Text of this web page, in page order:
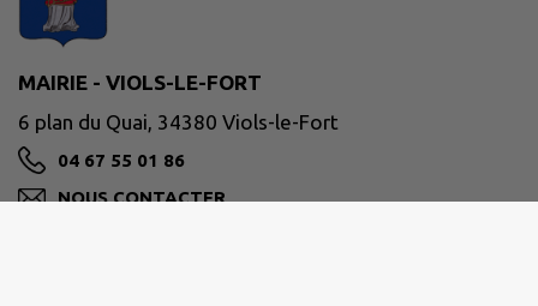
MAIRIE - VIOLS-LE-FORT
6 plan du Quai, 34380 Viols-le-Fort
04 67 55 01 86
NOUS CONTACTER